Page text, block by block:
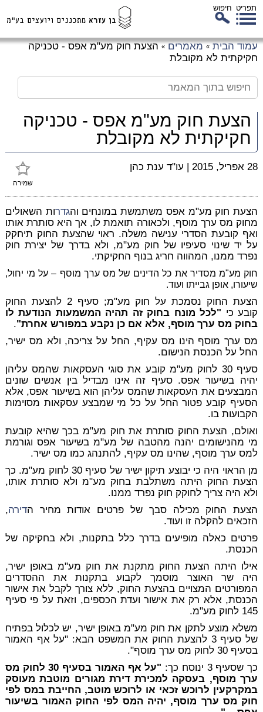
תפריט חיפוש
עמוד הבית » מאמרים » הצעת חוק מע"מ אפס - טכניקה
חקיקתית לא מקובלת
הצעת חוק מע"מ אפס - טכניקה
חקיקתית לא מקובלת
שמירה
28 אפריל, 2015 | עו"ד ענת כהן
הצעת חוק מע"מ אפס משתמשת במונחים והגדרות השאולים
מחוק מס ערך מוסף, ולכאורה תואמת לו, אך היא סותרת אותו
ואף קובעת הסדרי ענישה משלה. ראוי שהצעת החוק תיחקק
על יד שינוי סעיפיו של חוק מע"מ, ולא בדרך של יצירת חוק
נפרד ממנו, המהווה חריג בנוף החקיקתי.
חוק מע"מ מסדיר את כל הדינים של מס ערך מוסף – על מי יחול,
שיעורו, אופן גבייתו ועוד.
הצעת החוק נסמכת על חוק מע"מ; סעיף 2 להצעת החוק
קובע כי "לכל מונח בחוק זה תהיה המשמעות הנודעת לו
בחוק מס ערך מוסף, אלא אם כן נקבע במפורש אחרת".
מס ערך מוסף הינו מס עקיף, החל על צריכה, ולא מס ישיר,
החל על הכנסת הנישום.
סעיף 30 לחוק מע"מ קובע את סוגי העסקאות שהמס עליהן
יהיה בשיעור אפס. סעיף זה אינו מבדיל בין אנשים שונים
המבצעים את העסקאות שהמס עליהן הוא בשיעור אפס, אלא
הסעיף קובע פטור החל על כל מי שמבצע עסקאות מסוימות
הקבועות בו.
ואולם, הצעת החוק סותרת את חוק מע"מ בכך שהיא קובעת
מי מהנישומים יהנה מהטבה של מע"מ בשיעור אפס וגורמת
למס ערך מוסף, שהינו מס עקיף, להתנהג כמו מס ישיר.
מן הראוי היה כי יבוצע תיקון ישיר של סעיף 30 לחוק מע"מ. כך
הצעת החוק היתה משתלבת בחוק מע"מ ולא סותרת אותו,
ולא היה צריך לחוקק חוק נפרד ממנו.
הצעת החוק מכילה סבך של פרטים אודות מחיר הדירה,
הזכאים להקלה זו ועוד.
פרטים כאלה מופיעים בדרך כלל בתקנות, ולא בחקיקה של
הכנסת.
אילו היתה הצעת החוק מתקנת את חוק מע"מ באופן ישיר,
היה שר האוצר מוסמך לקבוע בתקנות את ההסדרים
המפורטים המצויים בהצעת החוק, ללא צורך לקבל את אישור
הכנסת, אלא רק את אישור ועדת הכספים, וזאת על פי סעיף
145 לחוק מע"מ.
משלא מוצע לתקן את חוק מע"מ באופן ישיר, יש לכלול בפתיח
של סעיף 3 להצעת החוק את המשפט הבא: "על אף האמור
בסעיף 30 לחוק מס ערך מוסף".
כך שסעיף 3 ינוסח כך:
"על אף האמור בסעיף 30 לחוק מס
ערך מוסף, בעסקה למכירת דירת מגורים מוטבת מעוסק
במקרקעין לרוכש זכאי או לרוכש מוטב, החייבת במס לפי
חוק מס ערך מוסף, יהיה המס לפי החוק האמור בשיעור